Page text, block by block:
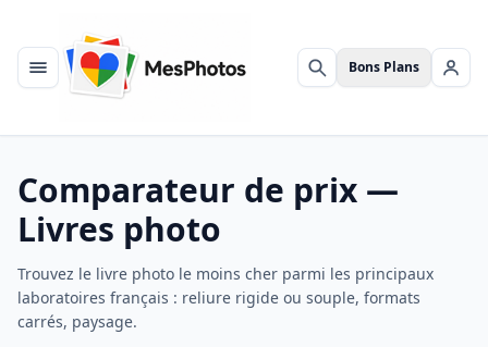
Menu Rechercher
Bons Plans Se
Comparateur de prix —
Livres photo
Trouvez le livre photo le moins cher parmi les principaux
laboratoires français : reliure rigide ou souple, formats
carrés, paysage.